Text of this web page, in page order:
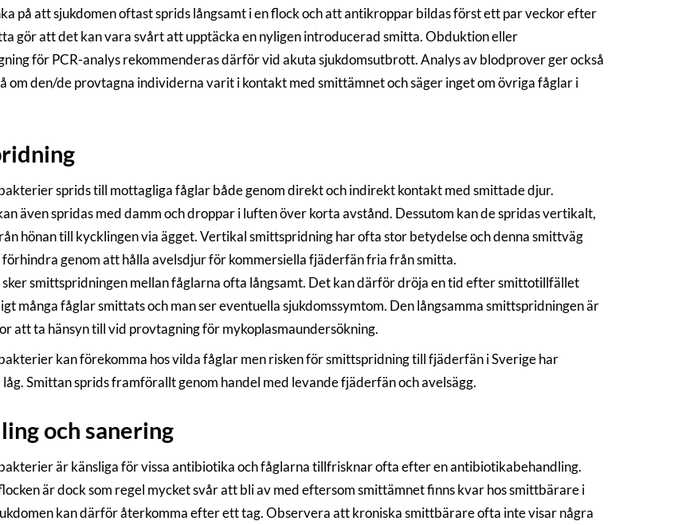
på att sjukdomen oftast sprids långsamt i en flock och att antikroppar bildas först ett par veckor efter
gör att det kan vara svårt att upptäcka en nyligen introducerad smitta. Obduktion eller
för PCR-analys rekommenderas därför vid akuta sjukdomsutbrott. Analys av blodprover ger också
om den/de provtagna individerna varit i kontakt med smittämnet och säger inget om övriga fåglar i
sprids till mottagliga fåglar både genom direkt och indirekt kontakt med smittade djur.
även spridas med damm och droppar i luften över korta avstånd. Dessutom kan de spridas vertikalt,
hönan till kycklingen via ägget. Vertikal smittspridning har ofta stor betydelse och denna smittväg
genom att hålla avelsdjur för kommersiella fjäderfän fria från smitta.
sker smittspridningen mellan fåglarna ofta långsamt. Det kan därför dröja en tid efter smittotillfället
många fåglar smittats och man ser eventuella sjukdomssymtom. Den långsamma smittspridningen är
att ta hänsyn till vid provtagning för mykoplasmaundersökning.
kan förekomma hos vilda fåglar men risken för smittspridning till fjäderfän i Sverige har
låg. Smittan sprids framförallt genom handel med levande fjäderfän och avelsägg.
och sanering
är känsliga för vissa antibiotika och fåglarna tillfrisknar ofta efter en antibiotikabehandling.
är dock som regel mycket svår att bli av med eftersom smittämnet finns kvar hos smittbärare i
kan därför återkomma efter ett tag. Observera att kroniska smittbärare ofta inte visar några